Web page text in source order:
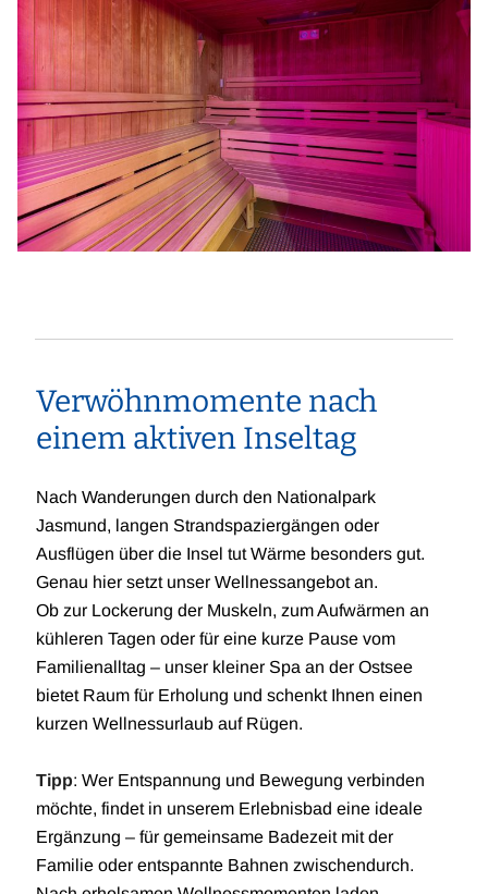
Verwöhnmomente nach
einem aktiven Inseltag
Nach Wanderungen durch den Nationalpark
Jasmund, langen Strandspaziergängen oder
Ausflügen über die Insel tut Wärme besonders gut.
Genau hier setzt unser Wellnessangebot an.
Ob zur Lockerung der Muskeln, zum Aufwärmen an
kühleren Tagen oder für eine kurze Pause vom
Familienalltag – unser kleiner Spa an der Ostsee
bietet Raum für Erholung und schenkt Ihnen einen
kurzen Wellnessurlaub auf Rügen.
Tipp: Wer Entspannung und Bewegung verbinden
möchte, findet in unserem Erlebnisbad eine ideale
Ergänzung – für gemeinsame Badezeit mit der
Familie oder entspannte Bahnen zwischendurch.